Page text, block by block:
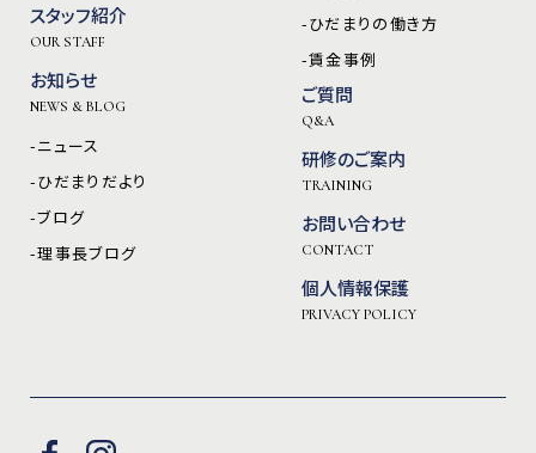
スタッフ紹介
OUR STAFF
お知らせ
NEWS & BLOG
-ニュース
-ひだまりだより
-ブログ
-理事長ブログ
-ひだまりの働き方
-賃金事例
ご質問
Q&A
研修のご案内
TRAINING
お問い合わせ
CONTACT
個人情報保護
PRIVACY POLICY